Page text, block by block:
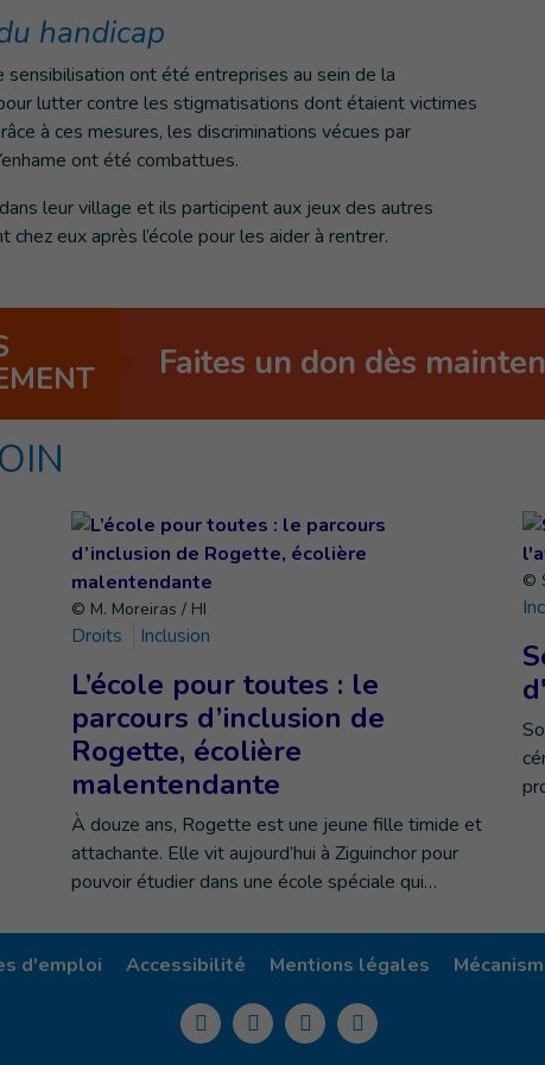
handicap
sensibilisation ont été entreprises au sein de la
lutter contre les stigmatisations dont étaient victimes
à ces mesures, les discriminations vécues par
ont été combattues.
leur village et ils participent aux jeux des autres
eux après l’école pour les aider à rentrer.
Faites un don dès
© M. Moreiras / HI
Droits Inclusion
L’école pour toutes : le
parcours d’inclusion de
Rogette, écolière
malentendante
À douze ans, Rogette est une jeune fille timide et
attachante. Elle vit aujourd’hui à Ziguinchor pour
pouvoir étudier dans une école spéciale qui…
©
d'emploi Accessibilité Mentions légales